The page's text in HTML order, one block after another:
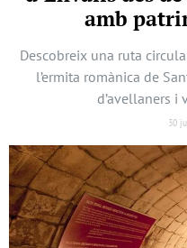
amb
Descobreix una ruta
l’ermita romànica de
d’avellaners i
30